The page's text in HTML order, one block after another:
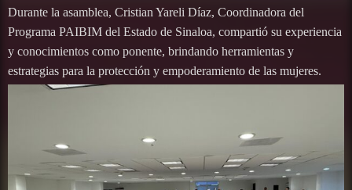
Durante la asamblea, Cristian Yareli Díaz, Coordinadora del
Programa PAIBIM del Estado de Sinaloa, compartió su experiencia
y conocimientos como ponente, brindando herramientas y
estrategias para la protección y empoderamiento de las mujeres.